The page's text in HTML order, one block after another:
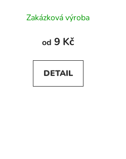
Zakázková výroba
od 9 Kč
DETAIL